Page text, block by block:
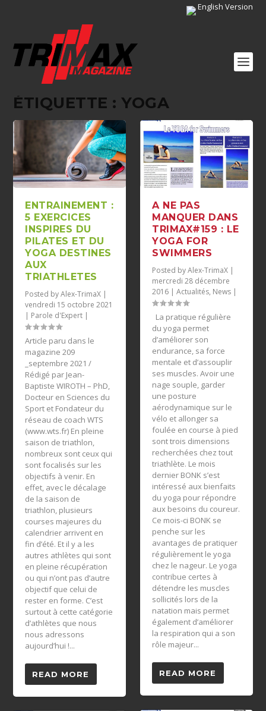
English Version
ÉTIQUETTE :YOGA
ENTRAINEMENT :
5 EXERCICES
INSPIRES DU
PILATES ET DU
YOGA DESTINES
AUX
TRIATHLETES
Posted byAlex-TrimaX |
vendredi 15 octobre 2021
| Parole d'Expert |
Article paru dans le
magazine 209
_septembre 2021 /
Rédigé par Jean-
Baptiste WIROTH – PhD,
Docteur en Sciences du
Sport et Fondateur du
réseau de coach WTS
(www.wts.fr) En pleine
saison de triathlon,
nombreux sont ceux qui
sont focalisés sur les
objectifs à venir. En
effet, avec le décalage
de la saison de
triathlon, plusieurs
courses majeures du
calendrier arrivent en
fin d’été. Et il y a les
autres athlètes qui sont
en pleine récupération
ou qui n’ont pas d’autre
objectif que celui de
rester en forme. C’est
surtout à cette catégorie
d’athlètes que nous
nous adressons
aujourd’hui !...
READ MORE
A NE PAS
MANQUER DANS
TRIMAX#159 : LE
YOGA FOR
SWIMMERS
Posted byAlex-TrimaX |
mercredi 28 décembre
2016 | Actualités, News |
La pratique régulière
du yoga permet
d’améliorer son
endurance, sa force
mentale et d’assouplir
ses muscles. Avoir une
nage souple, garder
une posture
aérodynamique sur le
vélo et allonger sa
foulée en course à pied
sont trois dimensions
recherchées chez tout
triathlète. Le mois
dernier BONK s’est
intéressé aux bienfaits
du yoga pour répondre
aux besoins du coureur.
Ce mois-ci BONK se
penche sur les
avantages de pratiquer
régulièrement le yoga
chez le nageur. Le yoga
contribue certes à
détendre les muscles
sollicités lors de la
natation mais permet
également d’améliorer
la respiration qui a son
rôle majeur...
READ MORE